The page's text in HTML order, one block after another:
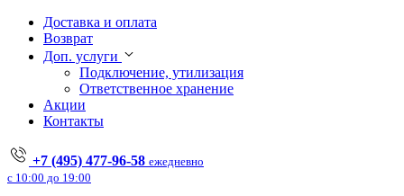
Доставка и оплата
Возврат
Доп. услуги
Подключение, утилизация
Ответственное хранение
Акции
Контакты
+7 (495) 477-96-58 ежедневно
с 10:00 до 19:00